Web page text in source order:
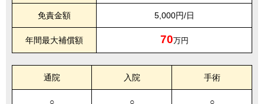
免責金額 5,000円/日
年間最大補償額 70万円
通院 入院 手術
○ ○ ○